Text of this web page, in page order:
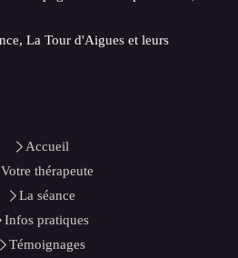
La Tour d'Aigues et leurs
Accueil
Votre thérapeute
La séance
Infos pratiques
Témoignages